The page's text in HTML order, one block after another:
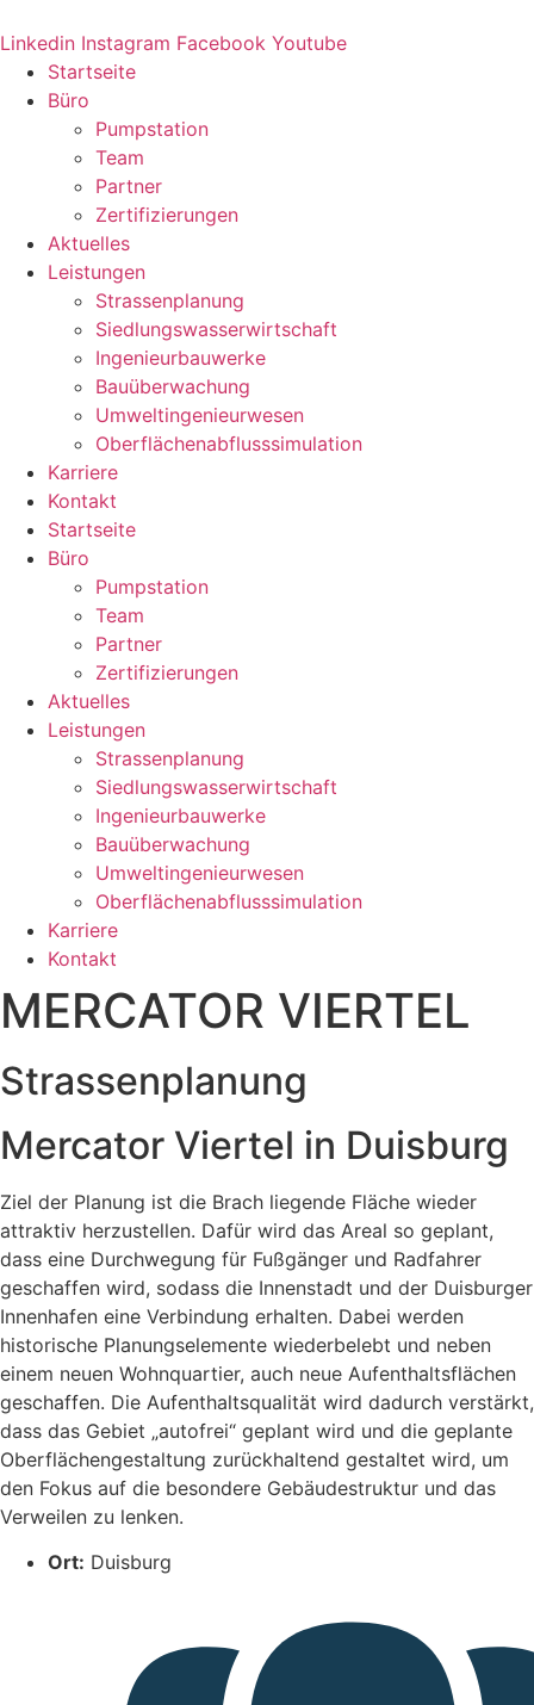
Inhalt
springen
Linkedin Instagram Facebook Youtube
Startseite
Büro
Pumpstation
Team
Partner
Zertifizierungen
Aktuelles
Leistungen
Strassenplanung
Siedlungswasserwirtschaft
Ingenieurbauwerke
Bauüberwachung
Umweltingenieurwesen
Oberflächenabflusssimulation
Karriere
Kontakt
Startseite
Büro
Pumpstation
Team
Partner
Zertifizierungen
Aktuelles
Leistungen
Strassenplanung
Siedlungswasserwirtschaft
Ingenieurbauwerke
Bauüberwachung
Umweltingenieurwesen
Oberflächenabflusssimulation
Karriere
Kontakt
MERCATOR VIERTEL
Strassenplanung
Mercator Viertel in Duisburg
Ziel der Planung ist die Brach liegende Fläche wieder
attraktiv herzustellen. Dafür wird das Areal so geplant,
dass eine Durchwegung für Fußgänger und Radfahrer
geschaffen wird, sodass die Innenstadt und der Duisburger
Innenhafen eine Verbindung erhalten. Dabei werden
historische Planungselemente wiederbelebt und neben
einem neuen Wohnquartier, auch neue Aufenthaltsflächen
geschaffen. Die Aufenthaltsqualität wird dadurch verstärkt,
dass das Gebiet „autofrei“ geplant wird und die geplante
Oberflächengestaltung zurückhaltend gestaltet wird, um
den Fokus auf die besondere Gebäudestruktur und das
Verweilen zu lenken.
Ort: Duisburg